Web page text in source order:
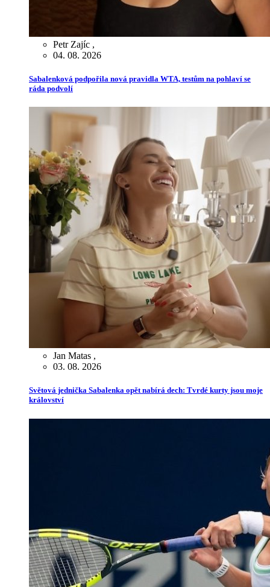
Petr Zajíc ,
04. 08. 2026
Sabalenková podpořila nová pravidla WTA, testům na pohlaví se
ráda podvolí
Jan Matas ,
03. 08. 2026
Světová jednička Sabalenka opět nabírá dech: Tvrdé kurty jsou moje
království